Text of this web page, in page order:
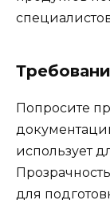
Попросите
использует
для